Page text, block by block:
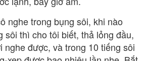
nghe trong bụng sôi, khi nào
sôi thì cho tôi biết, thả lỏng đầu,
nghe được, và trong 10 tiếng sôi